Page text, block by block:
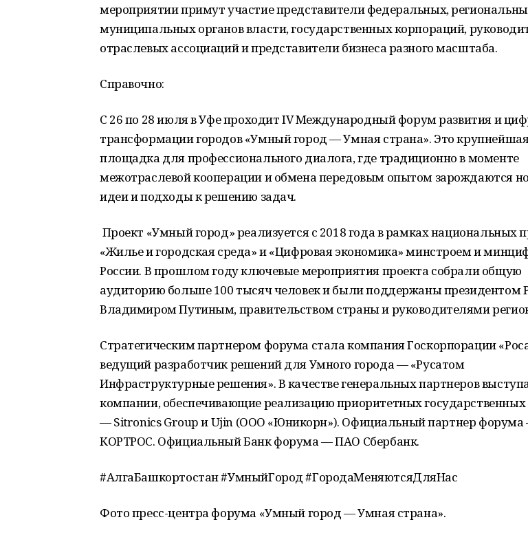
мероприятии примут участие представители федеральных,
муниципальных органов власти, государственных корпораций,
отраслевых ассоциаций и представители бизнеса разного масштаба.
Справочно:
С 26 по 28 июля в Уфе проходит IV Международный форум развития и
трансформации городов «Умный город — Умная страна». Это
площадка для профессионального диалога, где традиционно в моменте
межотраслевой кооперации и обмена передовым опытом зарождаются
идеи и подходы к решению задач.
Проект «Умный город» реализуется с 2018 года в рамках национальных
«Жилье и городская среда» и «Цифровая экономика» минстроем и
России. В прошлом году ключевые мероприятия проекта собрали общую
аудиторию больше 100 тысяч человек и были поддержаны президентом
Владимиром Путиным, правительством страны и руководителями
Стратегическим партнером форума стала компания Госкорпорации
ведущий разработчик решений для Умного города — «Русатом
Инфраструктурные решения». В качестве генеральных партнеров
компании, обеспечивающие реализацию приоритетных государственных
— Sitronics Group и Ujin (ООО «Юникорн»). Официальный партнер
КОРТРОС. Официальный Банк форума — ПАО Сбербанк.
#АлгаБашкортостан #УмныйГород #ГородаМеняютсяДляНас
Фото пресс-центра форума «Умный город — Умная страна».